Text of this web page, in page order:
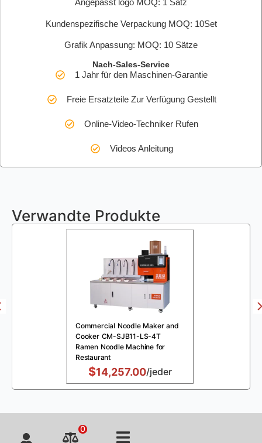
Angepasst logo MOQ: 1 Satz
Kundenspezifische Verpackung MOQ: 10Set
Grafik Anpassung: MOQ: 10 Sätze
Nach-Sales-Service
1 Jahr für den Maschinen-Garantie
Freie Ersatzteile Zur Verfügung Gestellt
Online-Video-Techniker Rufen
Videos Anleitung
Verwandte Produkte
Commercial Noodle Maker and
Cooker CM-SJB11-LS-4T
Ramen Noodle Machine for
Restaurant
$14,257.00/jeder
0